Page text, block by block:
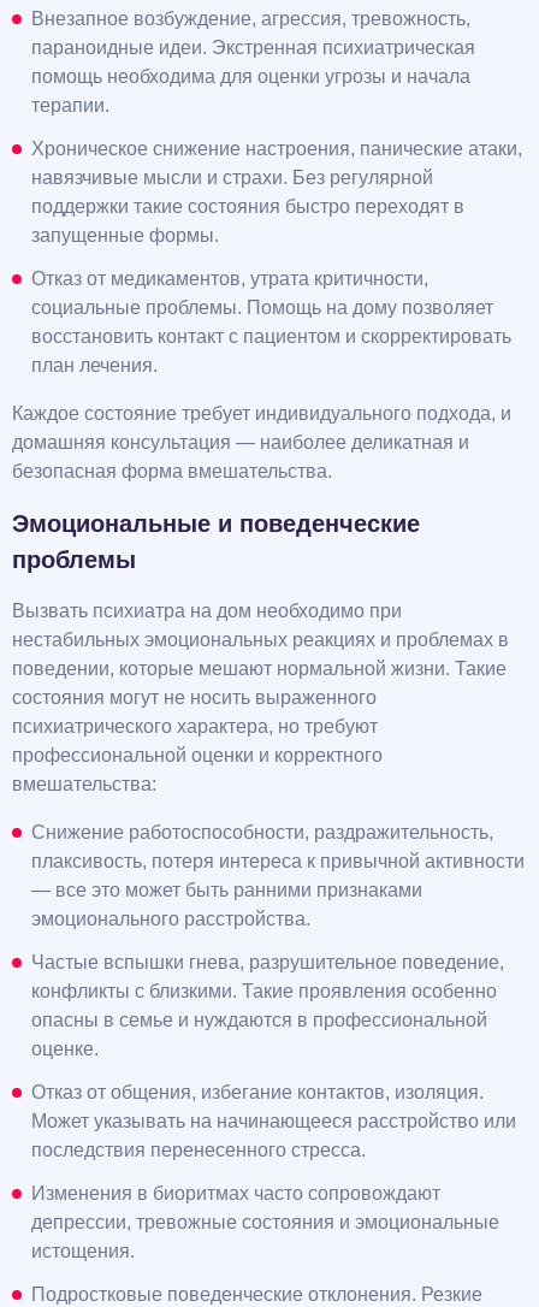
Внезапное возбуждение, агрессия, тревожность,
параноидные идеи. Экстренная психиатрическая
помощь необходима для оценки угрозы и начала
терапии.
Хроническое снижение настроения, панические атаки,
навязчивые мысли и страхи. Без регулярной
поддержки такие состояния быстро переходят в
запущенные формы.
Отказ от медикаментов, утрата критичности,
социальные проблемы. Помощь на дому позволяет
восстановить контакт с пациентом и скорректировать
план лечения.
Каждое состояние требует индивидуального подхода, и
домашняя консультация — наиболее деликатная и
безопасная форма вмешательства.
Эмоциональные и поведенческие
проблемы
Вызвать психиатра на дом необходимо при
нестабильных эмоциональных реакциях и проблемах в
поведении, которые мешают нормальной жизни. Такие
состояния могут не носить выраженного
психиатрического характера, но требуют
профессиональной оценки и корректного
вмешательства:
Снижение работоспособности, раздражительность,
плаксивость, потеря интереса к привычной активности
— все это может быть ранними признаками
эмоционального расстройства.
Частые вспышки гнева, разрушительное поведение,
конфликты с близкими. Такие проявления особенно
опасны в семье и нуждаются в профессиональной
оценке.
Отказ от общения, избегание контактов, изоляция.
Может указывать на начинающееся расстройство или
последствия перенесенного стресса.
Изменения в биоритмах часто сопровождают
депрессии, тревожные состояния и эмоциональные
истощения.
Подростковые поведенческие отклонения. Резкие